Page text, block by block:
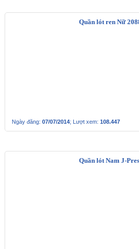
Quần lót ren Nữ
Ngày đăng: 07/07/2014; Lượt xem: 108.447
Quần lót Nam J-